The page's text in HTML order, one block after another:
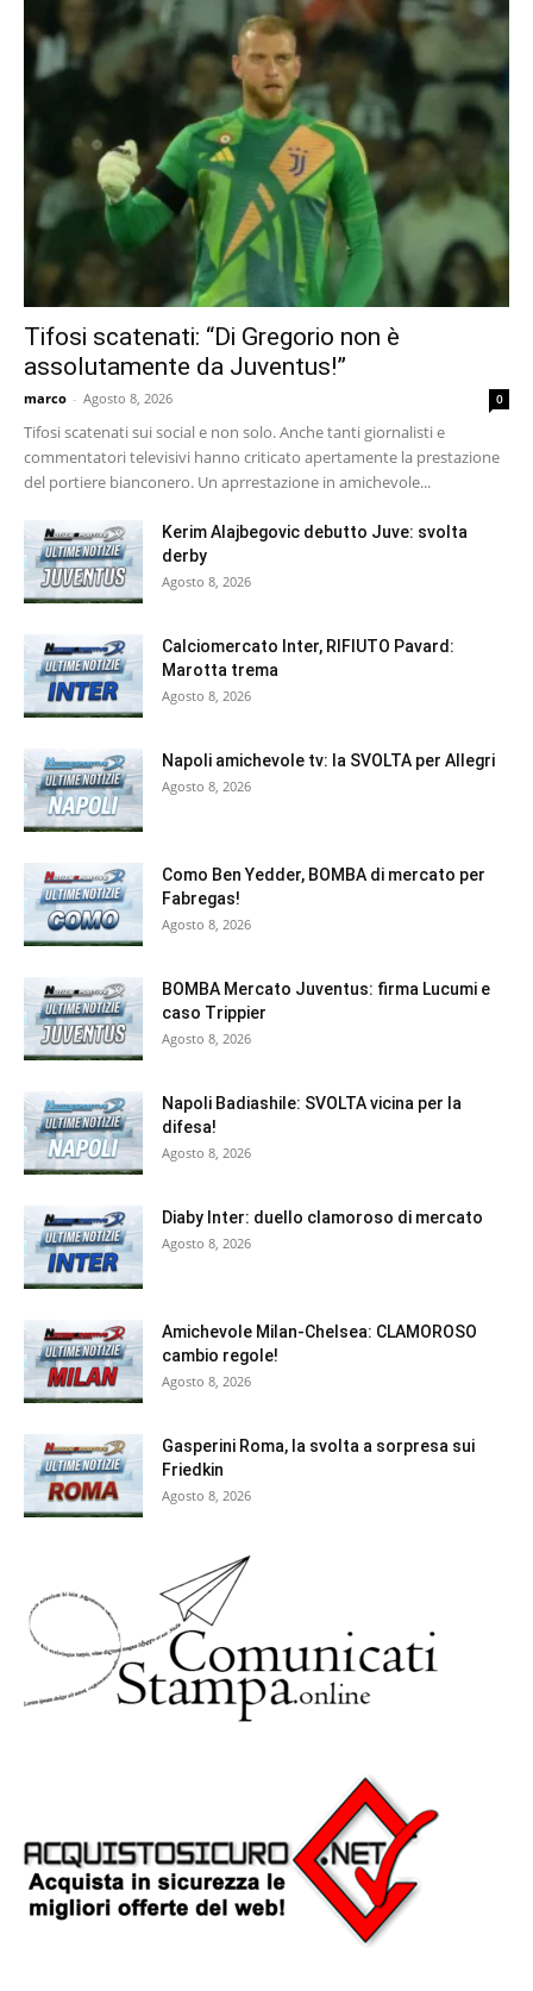
Tifosi scatenati: “Di Gregorio non è
assolutamente da Juventus!”
marco - Agosto 8, 2026 0
Tifosi scatenati sui social e non solo. Anche tanti giornalisti e
commentatori televisivi hanno criticato apertamente la prestazione
del portiere bianconero. Un aprrestazione in amichevole...
Kerim Alajbegovic debutto Juve: svolta
derby
Agosto 8, 2026
Calciomercato Inter, RIFIUTO Pavard:
Marotta trema
Agosto 8, 2026
Napoli amichevole tv: la SVOLTA per Allegri
Agosto 8, 2026
Como Ben Yedder, BOMBA di mercato per
Fabregas!
Agosto 8, 2026
BOMBA Mercato Juventus: firma Lucumi e
caso Trippier
Agosto 8, 2026
Napoli Badiashile: SVOLTA vicina per la
difesa!
Agosto 8, 2026
Diaby Inter: duello clamoroso di mercato
Agosto 8, 2026
Amichevole Milan-Chelsea: CLAMOROSO
cambio regole!
Agosto 8, 2026
Gasperini Roma, la svolta a sorpresa sui
Friedkin
Agosto 8, 2026